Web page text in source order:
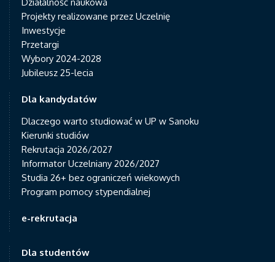
Projekty realizowane przez Uczelnię
Inwestycje
Przetargi
Wybory 2024-2028
Jubileusz 25-lecia
Dla kandydatów
Dlaczego warto studiować w UP w Sanoku
Kierunki studiów
Rekrutacja 2026/2027
Informator Uczelniany 2026/2027
Studia 26+ bez ograniczeń wiekowych
Program pomocy stypendialnej
e-rekrutacja
Dla studentów